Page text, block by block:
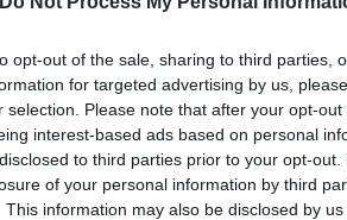
opt-out of the sale, sharing to third parties,
for targeted advertising by us,
selection. Please note that after your opt-
interest-based ads based on personal
to third parties prior to your opt-
of your personal information by third
This information may also be disclosed by
θα σου πω. Αλλά να κατέεις,